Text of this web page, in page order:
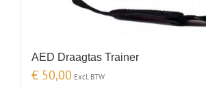
AED Draagtas Trainer
€ 50,00 Excl. BTW